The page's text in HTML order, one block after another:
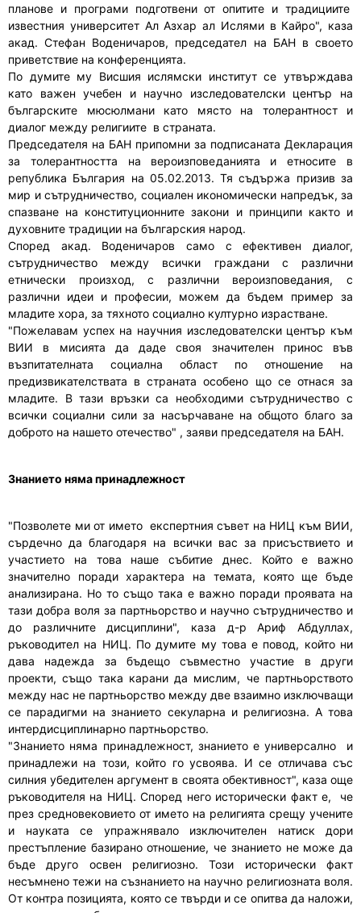
планове и програми подготвени от опитите и традициите
известния университет Ал Азхар ал Ислями в Кайро", каза
акад. Стефан Воденичаров, председател на БАН в своето
приветствие на конференцията.
По думите му Висшия ислямски институт се утвърждава
като важен учебен и научно изследователски център на
българските мюсюлмани като място на толерантност и
диалог между религиите в страната.
Председателя на БАН припомни за подписаната Декларация
за толерантността на вероизповеданията и етносите в
република България на 05.02.2013. Тя съдържа призив за
мир и сътрудничество, социален икономически напредък, за
спазване на конституционните закони и принципи както и
духовните традиции на българския народ.
Според акад. Воденичаров само с ефективен диалог,
сътрудничество между всички граждани с различни
етнически произход, с различни вероизповедания, с
различни идеи и професии, можем да бъдем пример за
младите хора, за тяхното социално културно израстване.
"Пожелавам успех на научния изследователски център към
ВИИ в мисията да даде своя значителен принос във
възпитателната социална област по отношение на
предизвикателствата в страната особено що се отнася за
младите. В тази връзки са необходими сътрудничество с
всички социални сили за насърчаване на общото благо за
доброто на нашето отечество" , заяви председателя на БАН.
Знанието няма принадлежност
"Позволете ми от името експертния съвет на НИЦ към ВИИ,
сърдечно да благодаря на всички вас за присъствието и
участието на това наше събитие днес. Който е важно
значително поради характера на темата, която ще бъде
анализирана. Но то също така е важно поради проявата на
тази добра воля за партньорство и научно сътрудничество и
до различните дисциплини", каза д-р Ариф Абдуллах,
ръководител на НИЦ. По думите му това е повод, който ни
дава надежда за бъдещо съвместно участие в други
проекти, също така карани да мислим, че партньорството
между нас не партньорство между две взаимно изключващи
се парадигми на знанието секуларна и религиозна. А това
интердисциплинарно партньорство.
"Знанието няма принадлежност, знанието е универсално и
принадлежи на този, който го усвоява. И се отличава със
силния убедителен аргумент в своята обективност", каза още
ръководителя на НИЦ. Според него исторически факт е, че
през средновековието от името на религията срещу учените
и науката се упражнявало изключителен натиск дори
престъпление базирано отношение, че знанието не може да
бъде друго освен религиозно. Този исторически факт
несъмнено тежи на съзнанието на научно религиозната воля.
От контра позицията, която се твърди и се опитва да наложи,